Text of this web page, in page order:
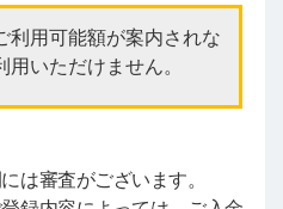
利用可能額が案内されな
いただけません。
は審査がございます。